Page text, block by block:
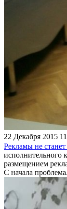
22 Декабря 2015
Рекламы не
исполнительного
размещением
С начала